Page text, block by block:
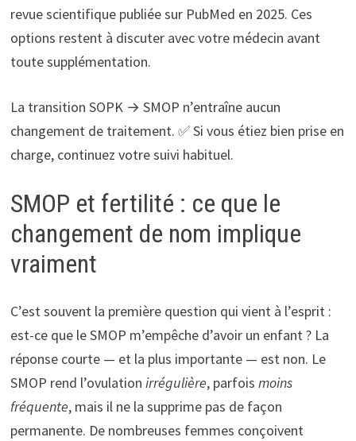
revue scientifique publiée sur PubMed en 2025. Ces
options restent à discuter avec votre médecin avant
toute supplémentation.
La transition SOPK → SMOP n’entraîne aucun
changement de traitement. ✅ Si vous étiez bien prise en
charge, continuez votre suivi habituel.
SMOP et fertilité : ce que le
changement de nom implique
vraiment
C’est souvent la première question qui vient à l’esprit :
est-ce que le SMOP m’empêche d’avoir un enfant ? La
réponse courte — et la plus importante — est non. Le
SMOP rend l’ovulation irrégulière, parfois moins
fréquente, mais il ne la supprime pas de façon
permanente. De nombreuses femmes conçoivent